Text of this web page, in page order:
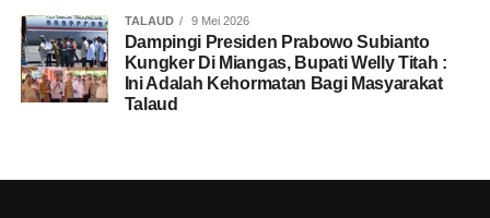
TALAUD 9 Mei 2026
Dampingi Presiden Prabowo Subianto
Kungker Di Miangas, Bupati Welly Titah :
Ini Adalah Kehormatan Bagi Masyarakat
Talaud